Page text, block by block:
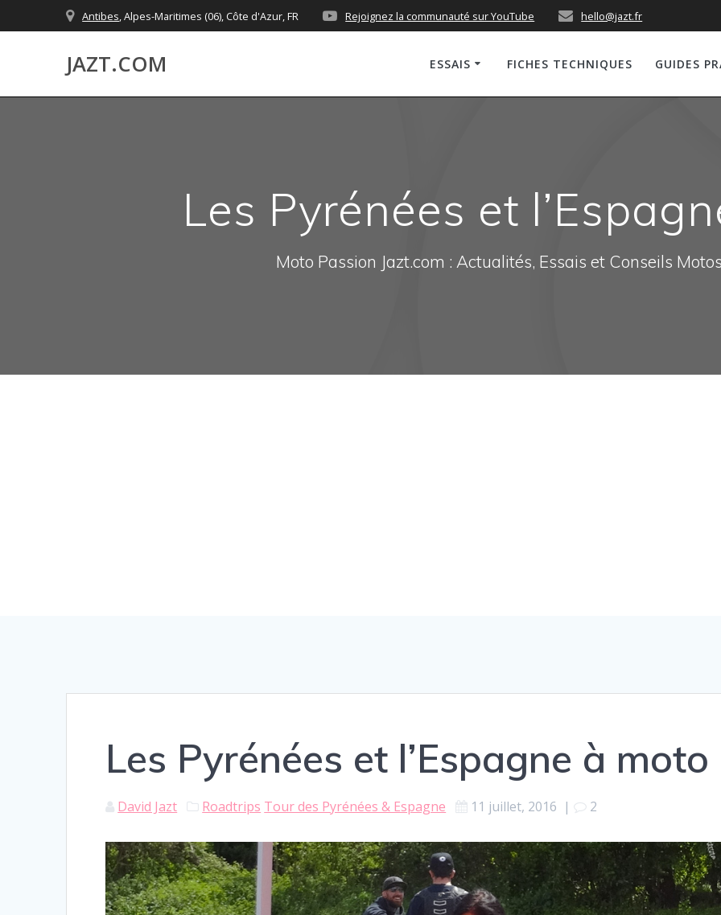
to
Antibes, Alpes-Maritimes (06), Côte d'Azur, FR Rejoignez la communauté sur YouTube hello@jazt.fr
JAZT.COM ESSAIS FICHES TECHNIQUES GUIDES
Les Pyrénées et
Moto Passion Jazt.com : Actualités, Essais et Conseils
Les Pyrénées et l’Espagne à moto
David Jazt Roadtrips Tour des Pyrénées & Espagne 11 juillet, 2016 | 2